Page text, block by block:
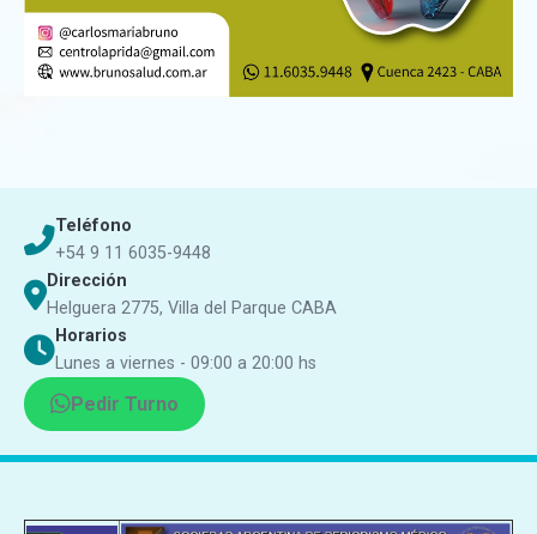
Teléfono
+54 9 11 6035-9448
Dirección
Helguera 2775, Villa del Parque CABA
Horarios
Lunes a viernes - 09:00 a 20:00 hs
Pedir Turno